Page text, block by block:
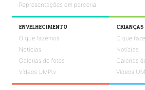
Representações em parceria
ENVELHECIMENTO
O que fazemos
Notícias
Galerias de fotos
Vídeos UMPtv
CRIANÇAS
O que
Notícias
Galerias
Vídeos